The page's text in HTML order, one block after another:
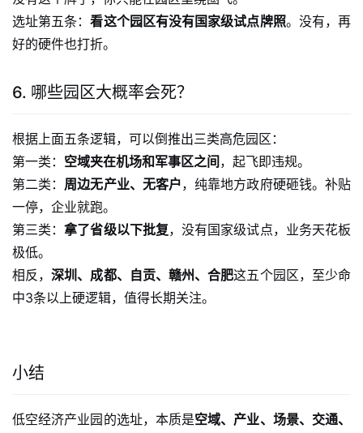
选址第五条：看这个园区有没有国家级试点牌照。没有，再
好的硬件也打折。
6. 哪些园区大概率会死？
根据上面五条逻辑，可以倒推出三类高危园区：
第一类： 空域夹在机场和军事区之间 ，起飞即违规。
第二类： 周边无产业、无客户，纯靠地方政府硬砸钱。补贴
一停，企业就跑。
第三类：拿了省级以下批复，没有国家级试点，业务天花板
极低。
相反，深圳、成都、自贡、赣州、合肥这五个园区，至少命
中3条以上硬逻辑，值得长期关注。
小结
低空经济产业园的选址，本质是空域、产业、场景、交通、